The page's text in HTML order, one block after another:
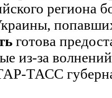
региона
готова
из-за
ТАСС